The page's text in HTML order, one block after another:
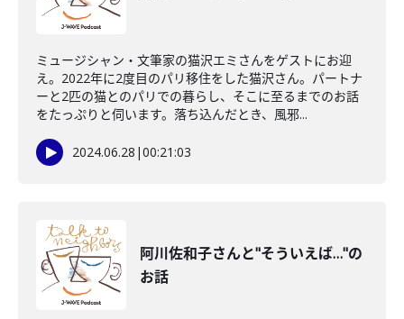
ミュージシャン・文筆家の猫沢エミさんをゲストにお迎
え。2022年に2度目のパリ移住をした猫沢さん。パートナ
ーと2匹の猫とのパリでの暮らし、そこに至るまでのお話
をたっぷりと伺います。落ち込んだとき、風邪...
2024.06.28 |00:21:03
阿川佐和子さんと"そういえば…"の
お話